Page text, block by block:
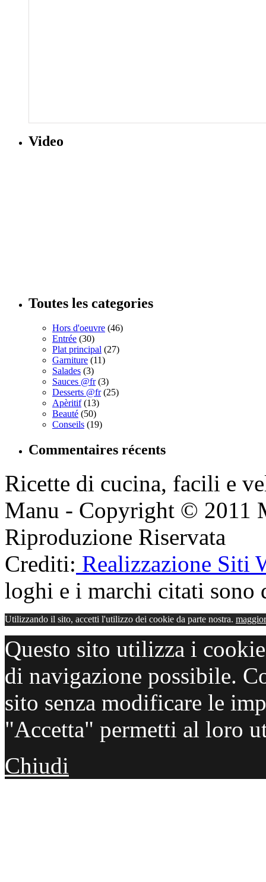
Video
Toutes les categories
Hors d'oeuvre (46)
Entrée (30)
Plat principal (27)
Garniture (11)
Salades (3)
Sauces @fr(3)
Desserts @fr(25)
Apèritif(13)
Beauté (50)
Conseils (19)
Commentaires récents
Ricette di cucina, facili e
Manu - Copyright © 2011
Riproduzione Riservata
Crediti: Realizzazione Siti
loghi e i marchi citati
Utilizzando il sito, accetti l'utilizzo dei cookie da parte nostra.
Questo sito utilizza i
di navigazione possibile.
sito senza modificare le
"Accetta" permetti al loro
Chiudi